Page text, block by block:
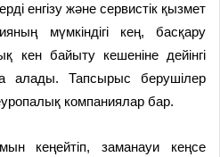
енгізу және сервистік қызмет
мүмкіндігі кең, басқару
кен байыту кешеніне дейінгі
алады. Тапсырыс берушілер
компаниялар бар.
кеңейтіп, заманауи кеңсе